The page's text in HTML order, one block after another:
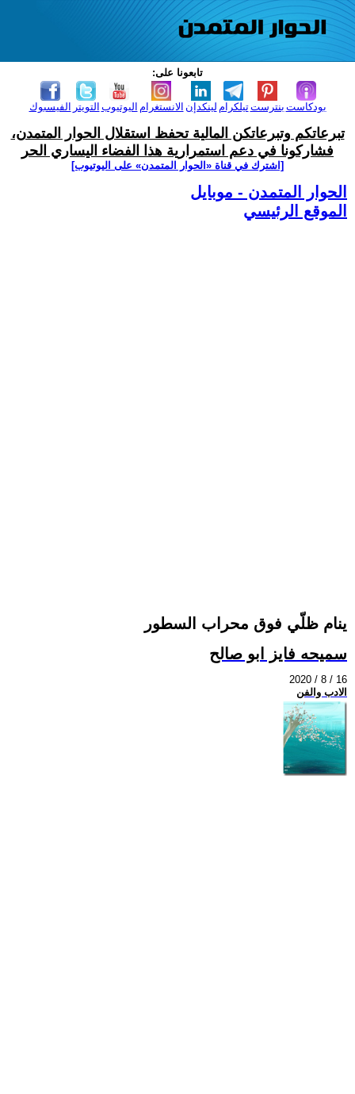
تابعونا على:
الفيسبوك التويتر اليوتيوب الانستغرام لينكدإن تيلكرامبنترست بودكاست
تبرعاتكم وتبرعاتكن المالية تحفظ استقلال الحوار المتمدن،
فشاركونا في دعم استمرارية هذا الفضاء اليساري الحر
[اشترك في قناة ‫«الحوار المتمدن» على اليوتيوب]
الحوار المتمدن - موبايل
الموقع الرئيسي
ينام ظلّي فوق محراب السطور
سميحه فايز ابو صالح
2020 / 8 / 16
الادب والفن